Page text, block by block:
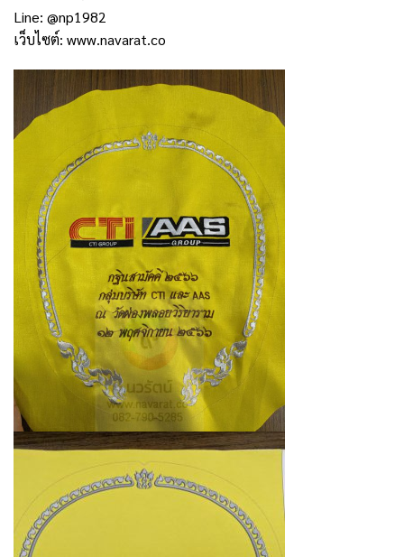
Line: @np1982
เว็บไซต์: www.navarat.co